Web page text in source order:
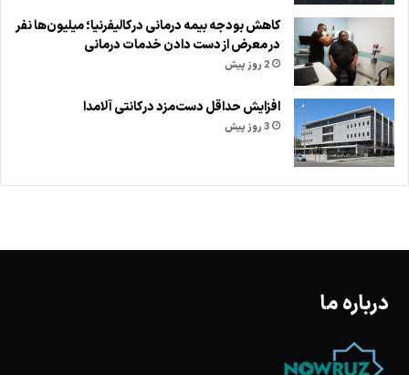
کاهش بودجه بیمه درمانی در کالیفرنیا؛ میلیون‌ها نفر
در معرض از دست دادن خدمات درمانی
2 روز پیش
افزایش حداقل دست‌مزد در کانتی آلامدا
3 روز پیش
درباره ما